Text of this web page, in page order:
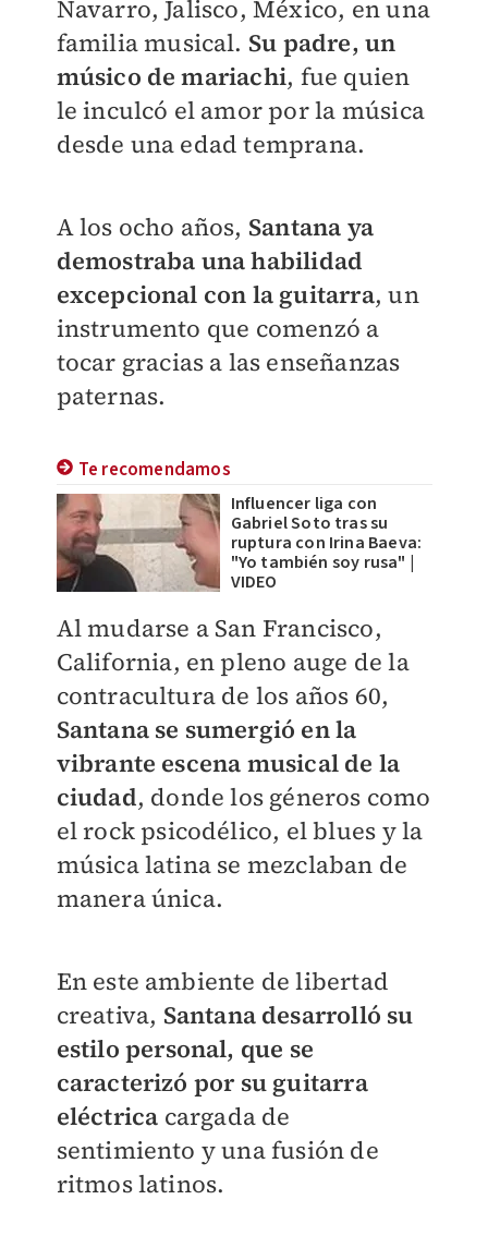
Navarro, Jalisco, México, en una
familia musical. Su padre, un
músico de mariachi, fue quien
le inculcó el amor por la música
desde una edad temprana.
A los ocho años, Santana ya
demostraba una habilidad
excepcional con la guitarra, un
instrumento que comenzó a
tocar gracias a las enseñanzas
paternas.
Te recomendamos
Influencer liga con
Gabriel Soto tras su
ruptura con Irina Baeva:
"Yo también soy rusa" |
VIDEO
Al mudarse a San Francisco,
California, en pleno auge de la
contracultura de los años 60,
Santana se sumergió en la
vibrante escena musical de la
ciudad, donde los géneros como
el rock psicodélico, el blues y la
música latina se mezclaban de
manera única.
En este ambiente de libertad
creativa, Santana desarrolló su
estilo personal, que se
caracterizó por su guitarra
eléctrica cargada de
sentimiento y una fusión de
ritmos latinos.